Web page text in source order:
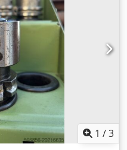
für CNC-
Sandvik-Produkt –
Zustand:
Zustand – sofort
Stirnfräsen und
Leistungsfähigkeit
Schneidplatten. ✅
schwedische Qualität.
1 /3